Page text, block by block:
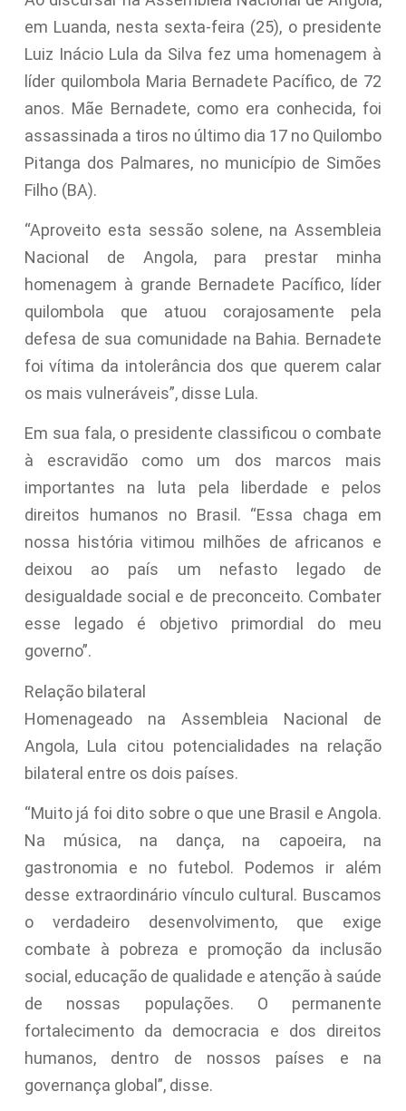
em Luanda, nesta sexta-feira (25), o presidente
Luiz Inácio Lula da Silva fez uma homenagem à
líder quilombola Maria Bernadete Pacífico, de 72
anos. Mãe Bernadete, como era conhecida, foi
assassinada a tiros no último dia 17 no Quilombo
Pitanga dos Palmares, no município de Simões
Filho (BA).
“Aproveito esta sessão solene, na Assembleia
Nacional de Angola, para prestar minha
homenagem à grande Bernadete Pacífico, líder
quilombola que atuou corajosamente pela
defesa de sua comunidade na Bahia. Bernadete
foi vítima da intolerância dos que querem calar
os mais vulneráveis”, disse Lula.
Em sua fala, o presidente classificou o combate
à escravidão como um dos marcos mais
importantes na luta pela liberdade e pelos
direitos humanos no Brasil. “Essa chaga em
nossa história vitimou milhões de africanos e
deixou ao país um nefasto legado de
desigualdade social e de preconceito. Combater
esse legado é objetivo primordial do meu
governo”.
Relação bilateral
Homenageado na Assembleia Nacional de
Angola, Lula citou potencialidades na relação
bilateral entre os dois países.
“Muito já foi dito sobre o que une Brasil e Angola.
Na música, na dança, na capoeira, na
gastronomia e no futebol. Podemos ir além
desse extraordinário vínculo cultural. Buscamos
o verdadeiro desenvolvimento, que exige
combate à pobreza e promoção da inclusão
social, educação de qualidade e atenção à saúde
de nossas populações. O permanente
fortalecimento da democracia e dos direitos
humanos, dentro de nossos países e na
governança global”, disse.